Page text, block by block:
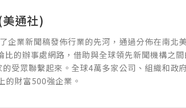
通社)
企業新聞稿發佈行業的先河，通過分佈在南北
比的辦事處網路，借助與全球領先新聞機構之
受眾聯繫起來。全球4萬多家公司、組織和政
的財富500強企業。